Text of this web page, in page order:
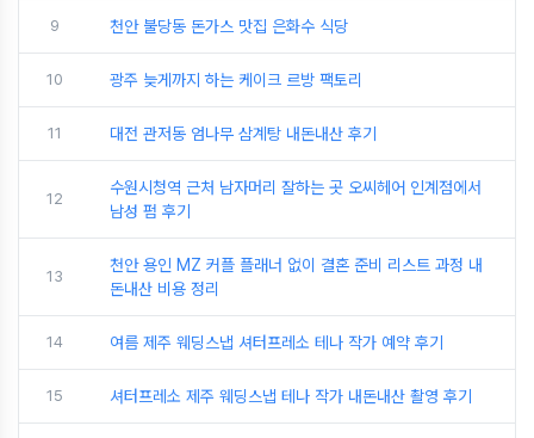
9 천안 불당동 돈가스 맛집 은화수 식당
10 광주 늦게까지 하는 케이크 르방 팩토리
11 대전 관저동 엄나무 삼계탕 내돈내산 후기
12
수원시청역 근처 남자머리 잘하는 곳 오씨헤어 인계점에서
남성 펌 후기
13
천안 용인 MZ 커플 플래너 없이 결혼 준비 리스트 과정 내
돈내산 비용 정리
14 여름 제주 웨딩스냅 셔터프레소 테나 작가 예약 후기
15 셔터프레소 제주 웨딩스냅 테나 작가 내돈내산 촬영 후기